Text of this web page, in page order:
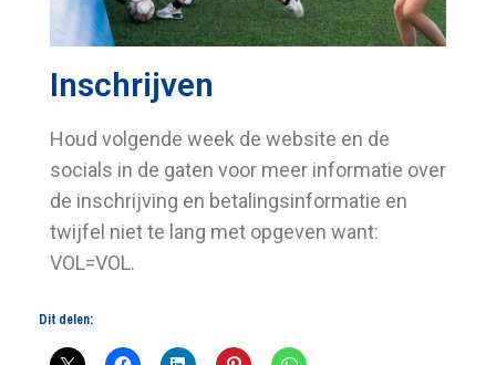
Inschrijven
Houd volgende week de website en de
socials in de gaten voor meer informatie over
de inschrijving en betalingsinformatie en
twijfel niet te lang met opgeven want:
VOL=VOL.
Dit delen: